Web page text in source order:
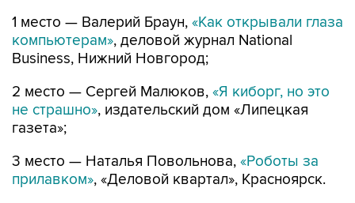
1 место — Валерий Браун, «Как открывали глаза
компьютерам», деловой журнал National
Business, Нижний Новгород;
2 место — Сергей Малюков, «Я киборг, но это
не страшно», издательский дом «Липецкая
газета»;
3 место — Наталья Повольнова, «Роботы за
прилавком», «Деловой квартал», Красноярск.